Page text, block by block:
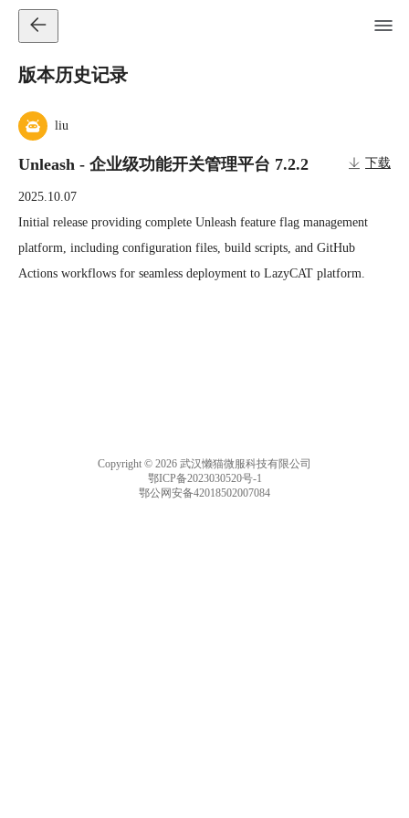
版本历史记录
liu
Unleash - 企业级功能开关管理平台 7.2.2 下载
2025.10.07
Initial release providing complete Unleash feature flag management
platform, including configuration files, build scripts, and GitHub
Copyright © 2026 武汉懒猫微服科技有限公司
鄂ICP备2023030520号-1
鄂公网安备42018502007084